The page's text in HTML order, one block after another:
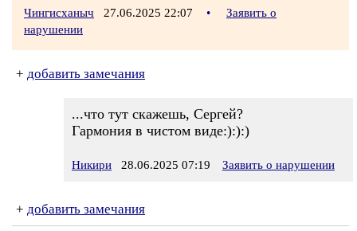
Чингисханыч 27.06.2025 22:07 •
Заявить о
нарушении
+ добавить замечания
...что тут скажешь, Сергей?
Гармония в чистом виде:):):)
Никири 28.06.2025 07:19 Заявить о нарушении
+ добавить замечания